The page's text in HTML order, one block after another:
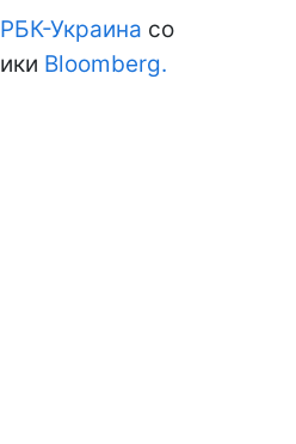
РБК-Украина со
Bloomberg.